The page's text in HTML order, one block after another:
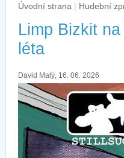
Úvodní strana | Hudební
Limp Bizkit
léta
David Malý, 16. 06. 2026